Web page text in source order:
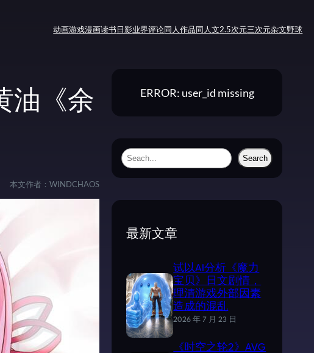
动画游戏漫画读书日影业界评论同人作品同人文2.5次元三次元杂文野球
油《余
本文作者： WINDCHAOS
ERROR: user_id missing
S
e
Search
最新文章
试以AI分析《魔力
宝贝》日文剧情，
理清游戏外部因素
造成的混乱
2026 年 7 月 23 日
《时空之轮2》AVG